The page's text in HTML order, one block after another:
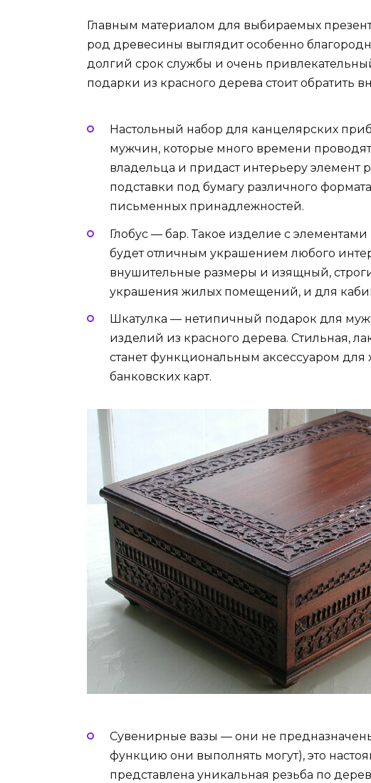
Главным материалом для выбираемых
род древесины выглядит особенно
долгий срок службы и очень
подарки из красного дерева стоит обратить
Настольный набор для канцелярских
мужчин, которые много времени
владельца и придаст интерьеру элемент
подставки под бумагу различного
письменных принадлежностей.
Глобус — бар. Такое изделие с
будет отличным украшением любого
внушительные размеры и изящный,
украшения жилых помещений, и для
Шкатулка — нетипичный подарок для
изделий из красного дерева. Стильная,
станет функциональным аксессуаром
банковских карт.
Сувенирные вазы — они не
функцию они выполнять могут), это
представлена уникальная резьба по